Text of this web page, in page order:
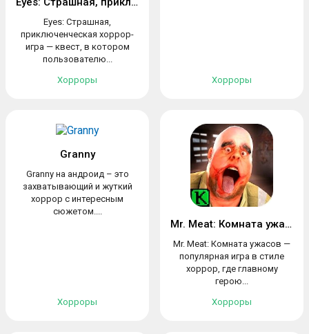
Eyes: Страшная,
приключенческая хоррор-
игра — квест, в котором
пользователю...
Хорроры
Хорроры
Granny
Granny на андроид – это
захватывающий и жуткий
хоррор с интересным
сюжетом....
Хорроры
Mr. Meat: Комната ужасов
Mr. Meat: Комната ужасов —
популярная игра в стиле
хоррор, где главному
герою...
Хорроры